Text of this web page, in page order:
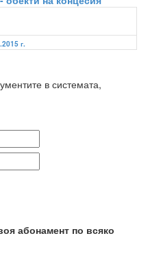
г.
в системата,
абонамент по всяко